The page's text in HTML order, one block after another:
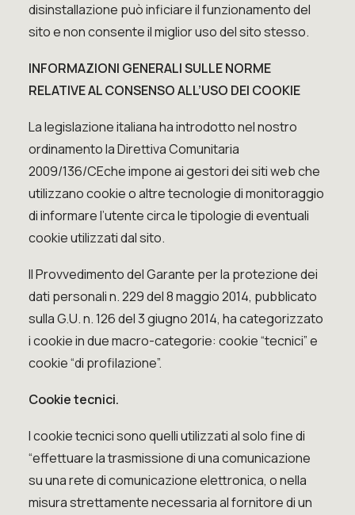
disinstallazione può inficiare il funzionamento del
sito e non consente il miglior uso del sito stesso.
INFORMAZIONI GENERALI SULLE NORME
RELATIVE AL CONSENSO ALL’USO DEI COOKIE
La legislazione italiana ha introdotto nel nostro
ordinamento la Direttiva Comunitaria
2009/136/CEche impone ai gestori dei siti web che
utilizzano cookie o altre tecnologie di monitoraggio
di informare l’utente circa le tipologie di eventuali
cookie utilizzati dal sito.
Il Provvedimento del Garante per la protezione dei
dati personali n. 229 del 8 maggio 2014, pubblicato
sulla G.U. n. 126 del 3 giugno 2014, ha categorizzato
i cookie in due macro-categorie: cookie “tecnici” e
cookie “di profilazione”.
Cookie tecnici.
I cookie tecnici sono quelli utilizzati al solo fine di
“effettuare la trasmissione di una comunicazione
su una rete di comunicazione elettronica, o nella
misura strettamente necessaria al fornitore di un